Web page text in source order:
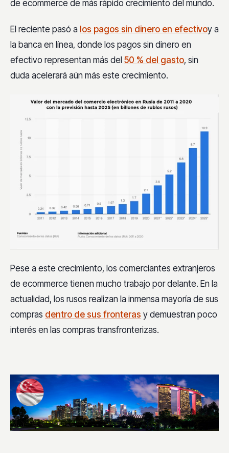
de ecommerce de más rápido crecimiento del mundo.
El reciente pasó a los pagos sin dinero en efectivoy a
la banca en línea, donde los pagos sin dinero en
efectivo representan más del 50 % del gasto, sin
duda acelerará aún más este crecimiento.
Pese a este crecimiento, los comerciantes extranjeros
de ecommerce tienen mucho trabajo por delante. En la
actualidad, los rusos realizan la inmensa mayoría de sus
compras dentro de sus fronteras y demuestran poco
interés en las compras transfronterizas.